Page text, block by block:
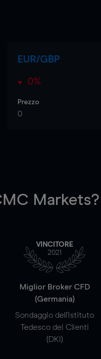
EUR/GBP
0%
Prezzo
0
Markets?
VINCITORE
2021
Miglior Broker CFD
(Germania)
Sondaggio dell'Istituto
Tedesco dei Clienti
(DKI)